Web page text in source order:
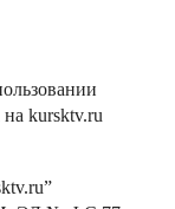
на kursktv.ru